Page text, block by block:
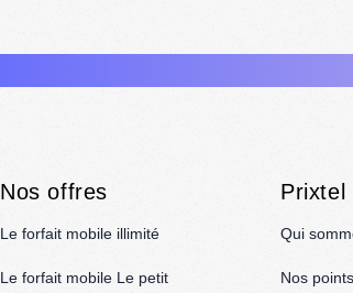
Nos offres
Le forfait mobile illimité
Le forfait mobile Le petit
Prixtel
Qui
Nos